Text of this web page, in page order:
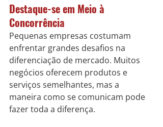
Destaque-se em Meio à
Concorrência
Pequenas empresas costumam
enfrentar grandes desafios na
diferenciação de mercado. Muitos
negócios oferecem produtos e
serviços semelhantes, mas a
maneira como se comunicam pode
fazer toda a diferença.